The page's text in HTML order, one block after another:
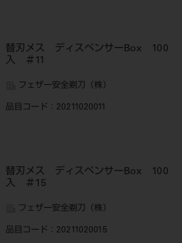
替刃メス ディスペンサーBox 100
入 ＃11
フェザー安全剃刀（株）
品目コード ：20211020011
替刃メス ディスペンサーBox 100
入 ＃15
フェザー安全剃刀（株）
品目コード ：20211020015